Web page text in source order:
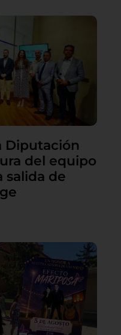
Diputación
del equipo
salida de